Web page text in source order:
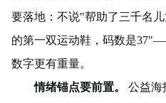
要落地：不说"帮助了三千名
的第一双运动鞋，码数是
数字更有重量。
情绪锚点要前置。
公益海